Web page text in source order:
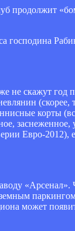
продолжит
господина
не скажут год
(скорее,
корты
Евро-2012),
«Арсенал».
может